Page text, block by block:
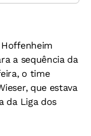
a sequência da
o time
que estava
da Liga dos